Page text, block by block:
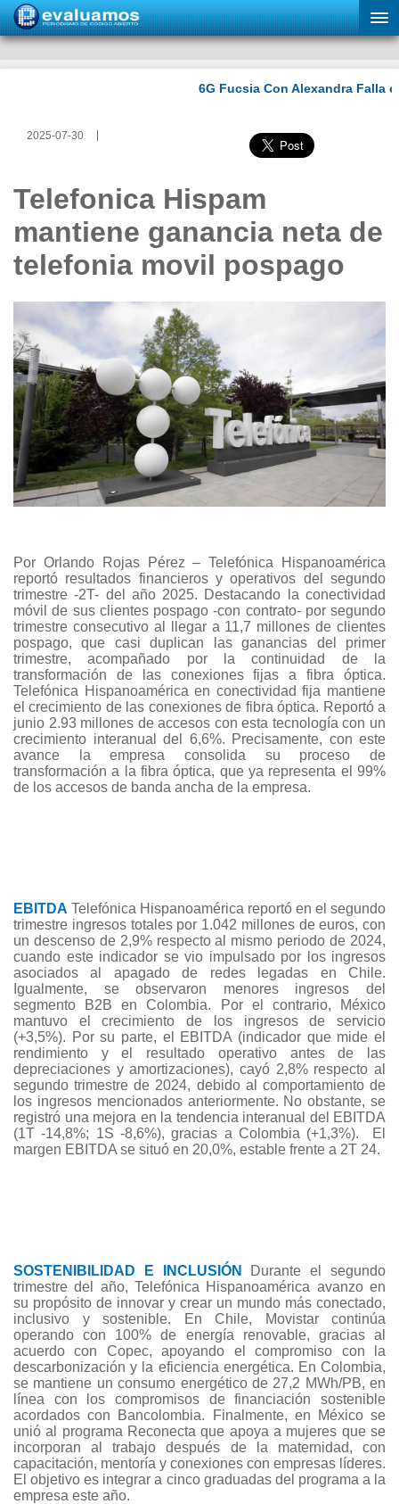
2025-07-30
Telefonica Hispam
mantiene ganancia neta de
telefonia movil pospago
Por Orlando Rojas Pérez – Telefónica Hispanoamérica
reportó resultados financieros y operativos del segundo
trimestre -2T- del año 2025. Destacando la conectividad
móvil de sus clientes pospago -con contrato- por segundo
trimestre consecutivo al llegar a 11,7 millones de clientes
pospago, que casi duplican las ganancias del primer
trimestre, acompañado por la continuidad de la
transformación de las conexiones fijas a fibra óptica.
Telefónica Hispanoamérica en conectividad fija mantiene
el crecimiento de las conexiones de fibra óptica. Reportó a
junio 2.93 millones de accesos con esta tecnología con un
crecimiento interanual del 6,6%. Precisamente, con este
avance la empresa consolida su proceso de
transformación a la fibra óptica, que ya representa el 99%
de los accesos de banda ancha de la empresa.
EBITDA Telefónica Hispanoamérica reportó en el segundo
trimestre ingresos totales por 1.042 millones de euros, con
un descenso de 2,9% respecto al mismo periodo de 2024,
cuando este indicador se vio impulsado por los ingresos
asociados al apagado de redes legadas en Chile.
Igualmente, se observaron menores ingresos del
segmento B2B en Colombia. Por el contrario, México
mantuvo el crecimiento de los ingresos de servicio
(+3,5%). Por su parte, el EBITDA (indicador que mide el
rendimiento y el resultado operativo antes de las
depreciaciones y amortizaciones), cayó 2,8% respecto al
segundo trimestre de 2024, debido al comportamiento de
los ingresos mencionados anteriormente. No obstante, se
registró una mejora en la tendencia interanual del EBITDA
(1T -14,8%; 1S -8,6%), gracias a Colombia (+1,3%). El
margen EBITDA se situó en 20,0%, estable frente a 2T 24.
SOSTENIBILIDAD E INCLUSIÓN
Durante el segundo
trimestre del año, Telefónica Hispanoamérica avanzo en
su propósito de innovar y crear un mundo más conectado,
inclusivo y sostenible. En Chile, Movistar continúa
operando con 100% de energía renovable, gracias al
acuerdo con Copec, apoyando el compromiso con la
descarbonización y la eficiencia energética. En Colombia,
se mantiene un consumo energético de 27,2 MWh/PB, en
línea con los compromisos de financiación sostenible
acordados con Bancolombia. Finalmente, en México se
unió al programa Reconecta que apoya a mujeres que se
incorporan al trabajo después de la maternidad, con
capacitación, mentoría y conexiones con empresas líderes.
El objetivo es integrar a cinco graduadas del programa a la
empresa este año.